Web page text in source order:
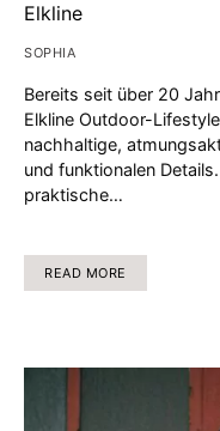
Elkline
SOPHIA
Bereits seit über 20
Elkline Outdoor-
nachhaltige,
und funktionalen
praktische…
READ MORE